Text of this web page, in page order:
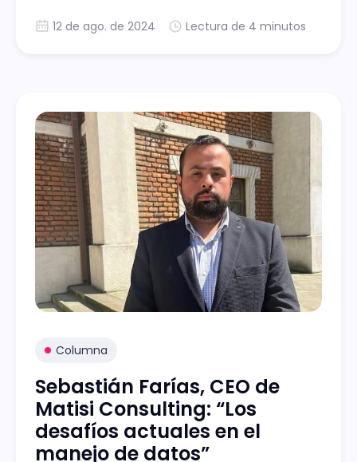
12 de ago. de 2024 Lectura de 4 minutos
Columna
Sebastián Farías, CEO de
Matisi Consulting: “Los
desafíos actuales en el
manejo de datos”